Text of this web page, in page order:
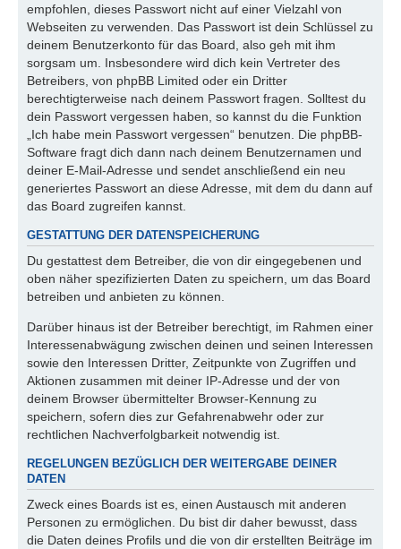
empfohlen, dieses Passwort nicht auf einer Vielzahl von
Webseiten zu verwenden. Das Passwort ist dein Schlüssel zu
deinem Benutzerkonto für das Board, also geh mit ihm
sorgsam um. Insbesondere wird dich kein Vertreter des
Betreibers, von phpBB Limited oder ein Dritter
berechtigterweise nach deinem Passwort fragen. Solltest du
dein Passwort vergessen haben, so kannst du die Funktion
„Ich habe mein Passwort vergessen“ benutzen. Die phpBB-
Software fragt dich dann nach deinem Benutzernamen und
deiner E-Mail-Adresse und sendet anschließend ein neu
generiertes Passwort an diese Adresse, mit dem du dann auf
das Board zugreifen kannst.
GESTATTUNG DER DATENSPEICHERUNG
Du gestattest dem Betreiber, die von dir eingegebenen und
oben näher spezifizierten Daten zu speichern, um das Board
betreiben und anbieten zu können.
Darüber hinaus ist der Betreiber berechtigt, im Rahmen einer
Interessenabwägung zwischen deinen und seinen Interessen
sowie den Interessen Dritter, Zeitpunkte von Zugriffen und
Aktionen zusammen mit deiner IP-Adresse und der von
deinem Browser übermittelter Browser-Kennung zu
speichern, sofern dies zur Gefahrenabwehr oder zur
rechtlichen Nachverfolgbarkeit notwendig ist.
REGELUNGEN BEZÜGLICH DER WEITERGABE DEINER
DATEN
Zweck eines Boards ist es, einen Austausch mit anderen
Personen zu ermöglichen. Du bist dir daher bewusst, dass
die Daten deines Profils und die von dir erstellten Beiträge im